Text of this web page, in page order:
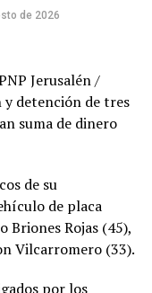
de 2026
Jerusalén /
detención de tres
suma de dinero
de su
de placa
Briones Rojas (45),
Vilcarromero (33).
por los